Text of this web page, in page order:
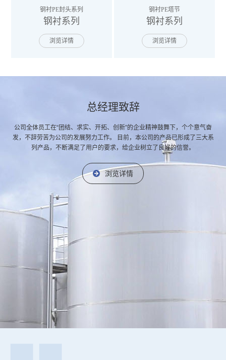
钢衬PE封头系列
钢衬系列
浏览详情
钢衬PE塔节
钢衬系列
浏览详情
总经理致辞
公司全体员工在“团结、求实、开拓、创新”的企业精神鼓舞下，个个意气奋
发，不辞劳苦为公司的发展努力工作。
目前，本公司的产品已形成了三大系
列产品，不断满足了用户的要求，给企业树立了良好的信誉。
浏览详情